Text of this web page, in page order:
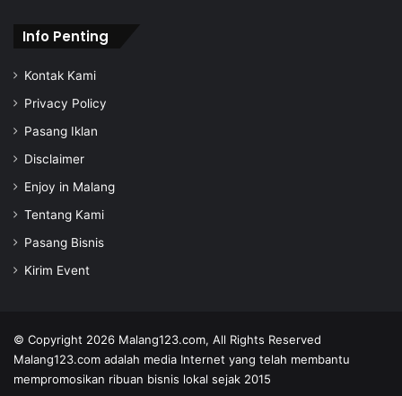
Info Penting
Kontak Kami
Privacy Policy
Pasang Iklan
Disclaimer
Enjoy in Malang
Tentang Kami
Pasang Bisnis
Kirim Event
© Copyright 2026 Malang123.com, All Rights Reserved
Malang123.com adalah media Internet yang telah membantu
mempromosikan ribuan bisnis lokal sejak 2015